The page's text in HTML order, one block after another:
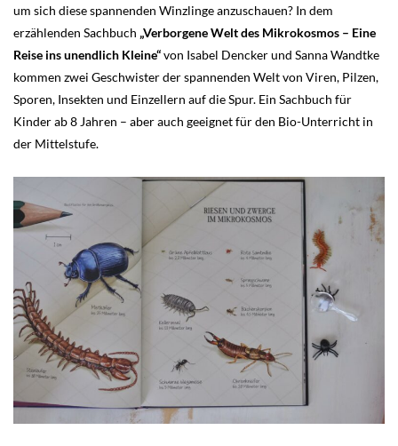
um sich diese spannenden Winzlinge anzuschauen? In dem
erzählenden Sachbuch „Verborgene Welt des Mikrokosmos – Eine
Reise ins unendlich Kleine“von Isabel Dencker und Sanna Wandtke
kommen zwei Geschwister der spannenden Welt von Viren, Pilzen,
Sporen, Insekten und Einzellern auf die Spur. Ein Sachbuch für
Kinder ab 8 Jahren – aber auch geeignet für den Bio-Unterricht in
der Mittelstufe.